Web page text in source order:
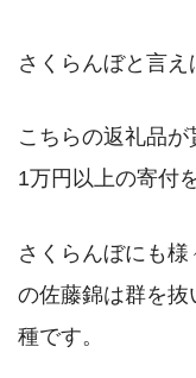
さくらんぼと言え
こちらの返礼品が
1万円以上の寄付
さくらんぼにも
の佐藤錦は群を
種です。